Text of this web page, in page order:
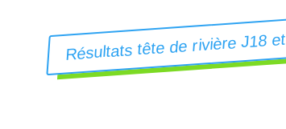
Résultats tête de rivière J18